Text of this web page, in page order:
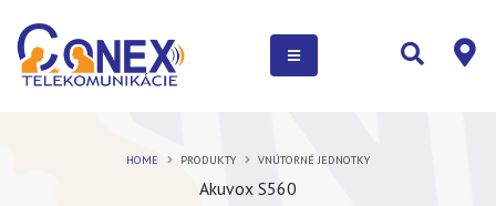
Akuvox S560
HOME PRODUKTY VNÚTORNÉ JEDNOTKY